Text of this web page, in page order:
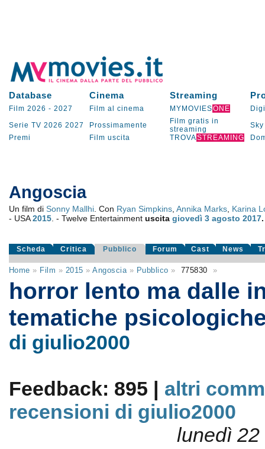
Database Cinema Streaming
Film 2026 - 2027 Film al cinema MYMOVIESONE
Serie TV 2026 2027 Prossimamente
Film gratis in
streaming
Sky
Premi
Film uscita TROVASTREAMING
Angoscia
Un film di Sonny Mallhi. Con Ryan Simpkins, Annika Marks, Karina
- USA2015. - Twelve Entertainment uscita giovedì 3 agosto 2017.
Scheda Critica Pubblico Forum Cast News
Home » Film » 2015 »Angoscia» Pubblico » 775830 »
horror lento ma dalle
tematiche
di giulio2000
Feedback: 895 | altri
recensioni di giulio2000
lunedì 22